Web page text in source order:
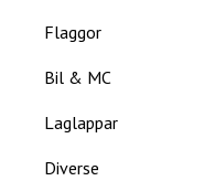
Flaggor
Bil & MC
Laglappar
Diverse